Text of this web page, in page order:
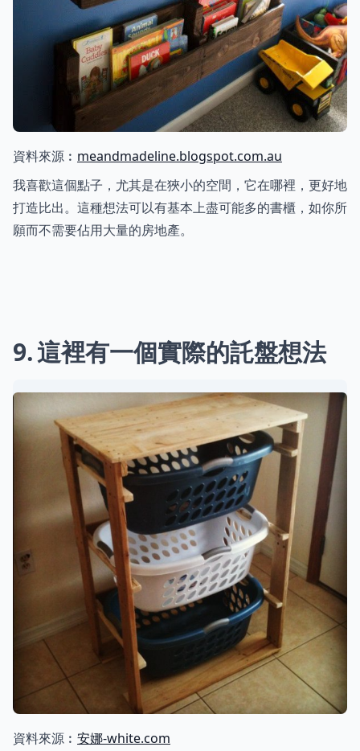
資料來源︰ meandmadeline.blogspot.com.au
我喜歡這個點子，尤其是在狹小的空間，它在哪裡，更好地
打造比出。這種想法可以有基本上盡可能多的書櫃，如你所
願而不需要佔用大量的房地產。
9 這裡有一個實際的託盤想法
資料來源︰ 安娜-white.com